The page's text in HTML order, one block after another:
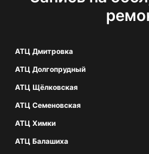
АТЦ Дмитровка
АТЦ Долгопрудный
АТЦ Щёлковская
АТЦ Семеновская
АТЦ Химки
АТЦ Балашиха